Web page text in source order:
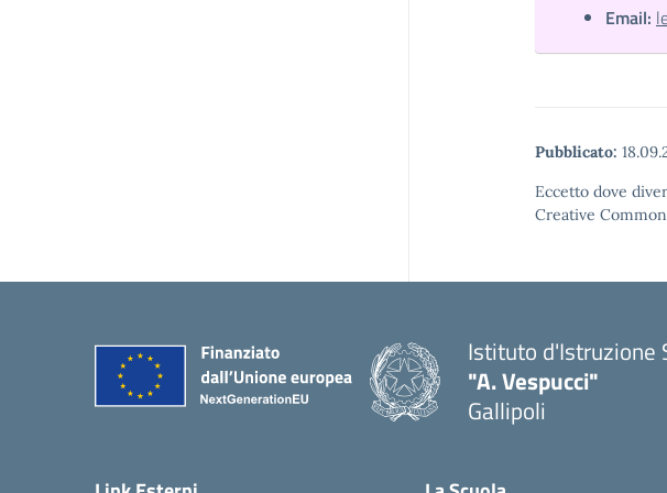
Email:
Pubblicato:
Eccetto dove
Creative
Istituto d'Istruzione
"A. Vespucci"
Gallipoli